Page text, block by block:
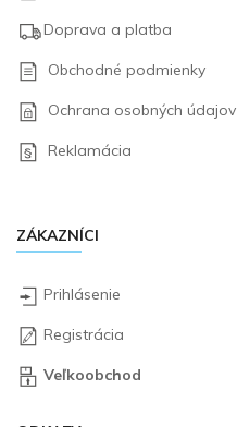
Doprava a platba
Obchodné podmienky
Ochrana osobných údajov
Reklamácia
ZÁKAZNÍCI
Prihlásenie
Registrácia
Veľkoobchod